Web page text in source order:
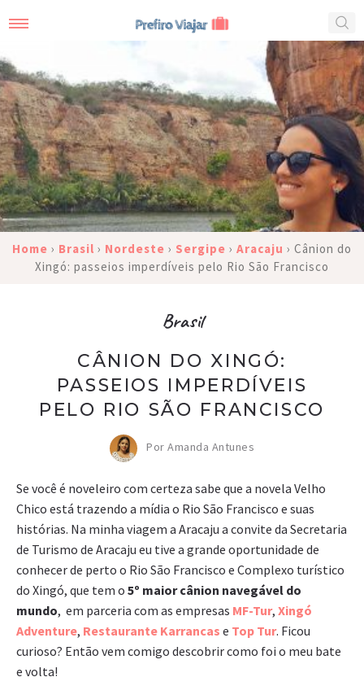
Home › Brasil › Nordeste › Sergipe › Aracaju › Cânion do
Xingó: passeios imperdíveis pelo Rio São Francisco
Brasil
CÂNION DO XINGÓ:
PASSEIOS IMPERDÍVEIS
PELO RIO SÃO FRANCISCO
Por Amanda Antunes
Se você é noveleiro com certeza sabe que a novela Velho
Chico está trazendo a mídia o Rio São Francisco e suas
histórias. Na minha viagem a Aracaju a convite da Secretaria
de Turismo de Aracaju eu tive a grande oportunidade de
conhecer de perto o Rio São Francisco e Complexo turístico
do Xingó, que tem o 5º maior cânion navegável do
mundo, em parceria com as empresas MF-Tur, Xingó
Adventure, Restaurante Karrancas e Top Tur. Ficou
curioso? Então vem comigo descobrir como foi o meu bate
e volta!